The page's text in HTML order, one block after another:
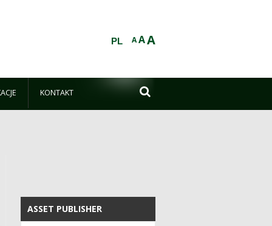
AAA
PL
KONTAKT 
ASSET PUBLISHER
ASSET PUBLISHER